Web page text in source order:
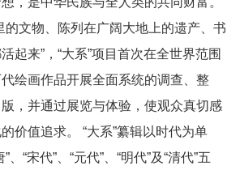
的文物、陈列在广阔大地上的遗产、书
起来”，“大系”项目首次在全世界范围
绘画作品开展全面系统的调查、整
，并通过展览与体验，使观众真切感
价值追求。 “大系”纂辑以时代为单
“宋代”、“元代”、“明代”及“清代”五